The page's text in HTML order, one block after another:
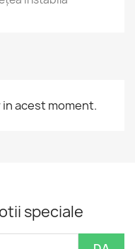
acest moment.
speciale